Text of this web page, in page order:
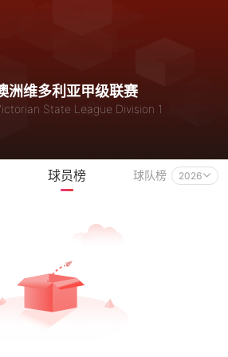
洲维多利亚甲级联赛
State League Division 1
球员榜 球队榜 2026